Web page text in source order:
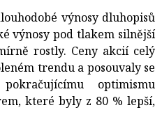
výnosy dluhopisů
výnosy pod tlakem silnější
rostly. Ceny akcií celý
trendu a posouvaly se
optimismu
které byly z 80 % lepší,